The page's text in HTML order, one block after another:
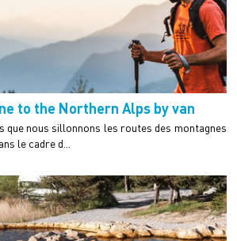
to the Northern Alps by van
que nous sillonnons les routes des montagnes
le cadre d...